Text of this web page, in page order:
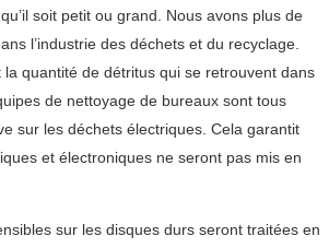
soit petit ou grand. Nous avons plus de
l’industrie des déchets et du recyclage.
quantité de détritus qui se retrouvent dans
de nettoyage de bureaux sont tous
sur les déchets électriques. Cela garantit
et électroniques ne seront pas mis en
sur les disques durs seront traitées en